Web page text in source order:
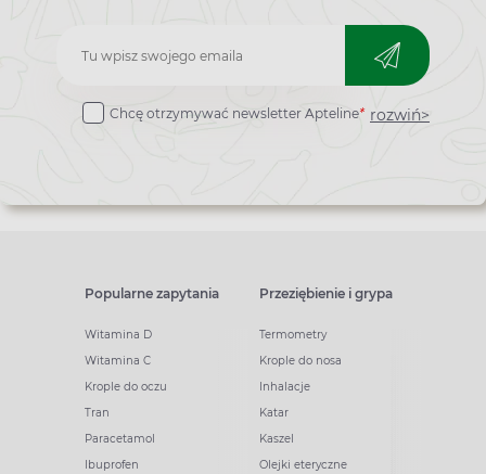
Zapisz
do
Chcę otrzymywać newsletter Apteline* rozwiń>
Popularne zapytania
Witamina D
Witamina C
Krople do oczu
Tran
Paracetamol
Ibuprofen
Przeziębienie i grypa
Termometry
Krople do nosa
Inhalacje
Katar
Kaszel
Olejki eteryczne